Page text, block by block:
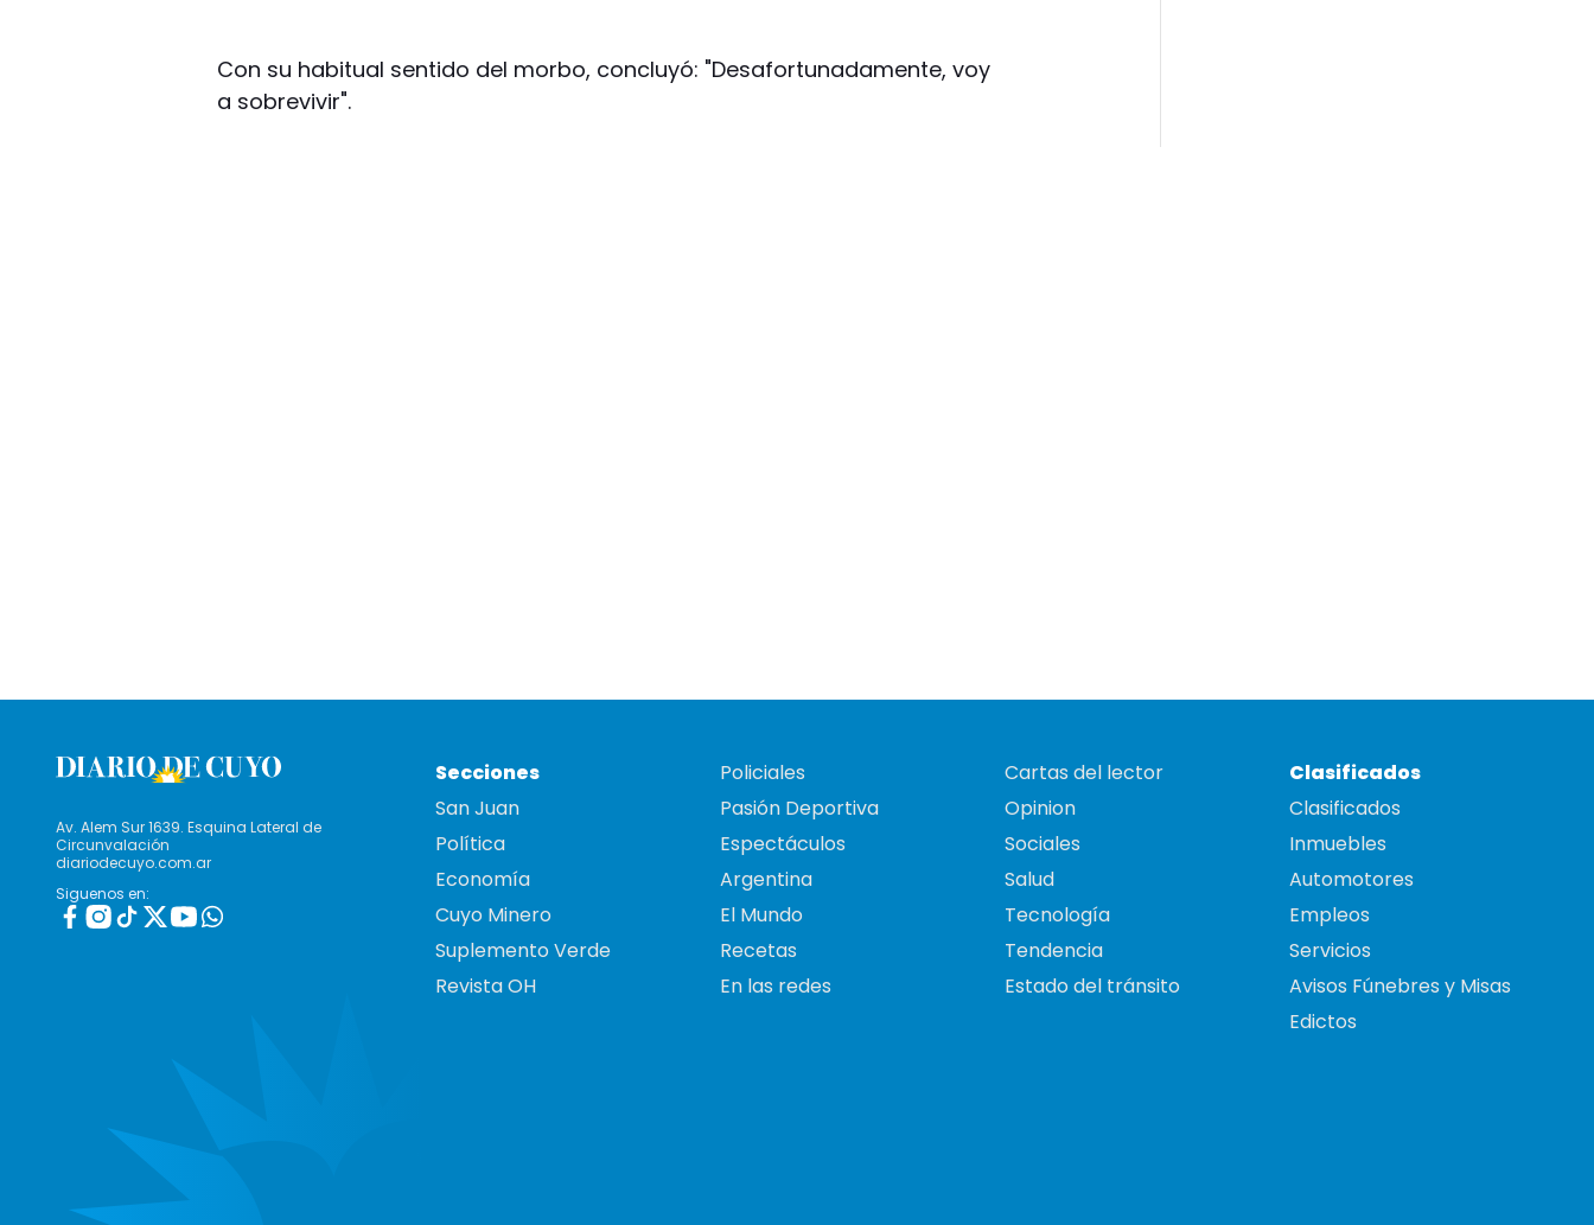
Con su habitual sentido del morbo, concluyó: "Desafortunadamente, voy
a sobrevivir".
Av. Alem Sur 1639. Esquina Lateral de
Circunvalación
diariodecuyo.com.ar
Siguenos en:
Secciones
San Juan
Política
Economía
Cuyo Minero
Suplemento Verde
Revista OH
Policiales
Pasión Deportiva
Espectáculos
Argentina
El Mundo
Recetas
En las redes
Cartas del lector
Opinion
Sociales
Salud
Tecnología
Tendencia
Estado del tránsito
Clasificados
Clasificados
Inmuebles
Automotores
Empleos
Servicios
Avisos Fúnebres y Misas
Edictos